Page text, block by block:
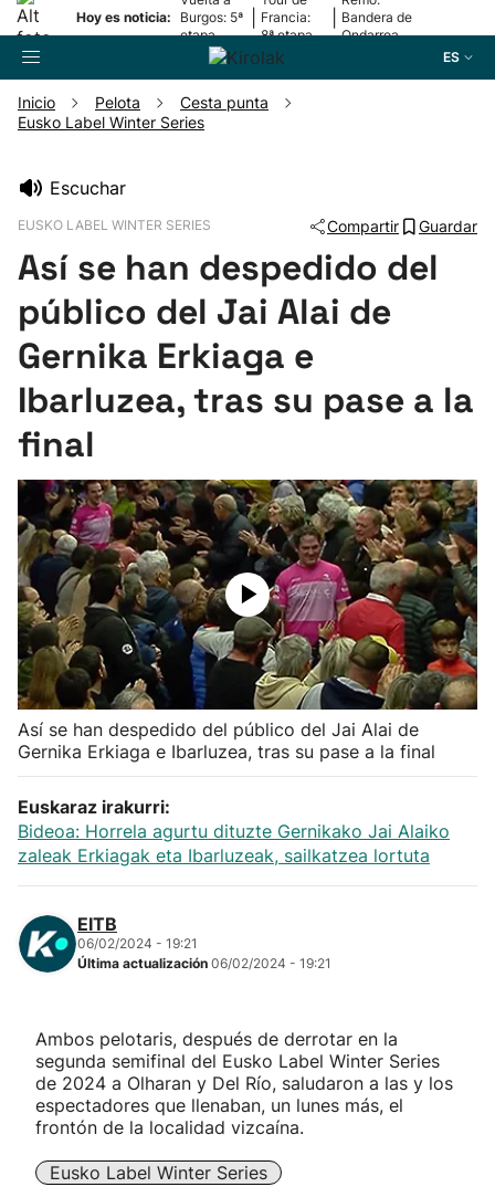
Hoy es noticia:
Burgos: 5ª
etapa
Francia:
8ª etapa
Bandera de
Ondarroa
ES
Fútbol
Pelota
Remo
Baloncesto
Herri-kirolak
Balonmano
Kirolak 360
Atletismo
Carreras de montaña
Más deportes
"Helmuga"
Inicio Pelota
Cesta punta
Eusko Label Winter Series
Escuchar
EUSKO LABEL WINTER SERIES Compartir Guardar
Así se han despedido del
público del Jai Alai de
Gernika Erkiaga e
Ibarluzea, tras su pase a la
final
Así se han despedido del público del Jai Alai de
Gernika Erkiaga e Ibarluzea, tras su pase a la final
Euskaraz irakurri:
Bideoa: Horrela agurtu dituzte Gernikako Jai Alaiko
zaleak Erkiagak eta Ibarluzeak, sailkatzea lortuta
EITB
06/02/2024 - 19:21
Última actualización 06/02/2024 - 19:21
Ambos pelotaris, después de derrotar en la
segunda semifinal del Eusko Label Winter Series
de 2024 a Olharan y Del Río, saludaron a las y los
espectadores que llenaban, un lunes más, el
frontón de la localidad vizcaína.
Eusko Label Winter Series